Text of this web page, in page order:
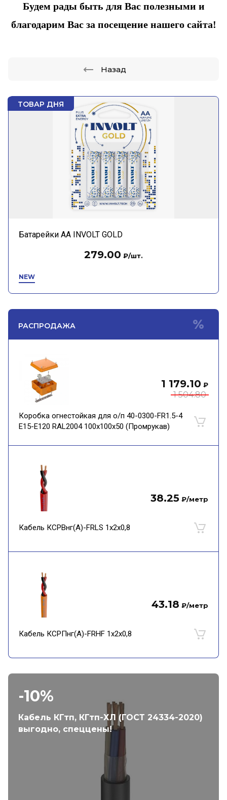
ТОВАР ДНЯ
Батарейки АА INVOLT GOLD
NEW
279.00 ₽/шт.
РАСПРОДАЖА
1 504.80
1 179.10 ₽
Коробка огнестойкая для о/п 40-0300-FR1.5-4
Е15-Е120 RAL2004 100х100х50 (Промрукав)
38.25 ₽/метр
Кабель КСРВнг(А)-FRLS 1х2х0,8
43.18 ₽/метр
Кабель КСРПнг(А)-FRHF 1х2х0,8
-10%
Кабель КГтп, КГтп-ХЛ (ГОСТ 24334-2020)
выгодно, спеццены!
Будем рады быть для Вас полезными и
благодарим Вас за посещение нашего сайта!
Назад